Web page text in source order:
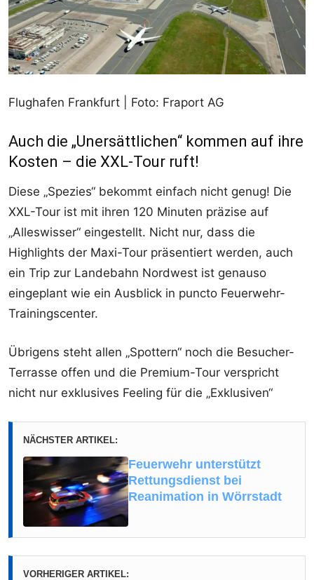
Flughafen Frankfurt | Foto: Fraport AG
Auch die „Unersättlichen“ kommen auf ihre
Kosten – die XXL-Tour ruft!
Diese „Spezies“ bekommt einfach nicht genug! Die
XXL-Tour ist mit ihren 120 Minuten präzise auf
„Alleswisser“ eingestellt. Nicht nur, dass die
Highlights der Maxi-Tour präsentiert werden, auch
ein Trip zur Landebahn Nordwest ist genauso
eingeplant wie ein Ausblick in puncto Feuerwehr-
Trainingscenter.
Übrigens steht allen „Spottern“ noch die Besucher-
Terrasse offen und die Premium-Tour verspricht
nicht nur exklusives Feeling für die „Exklusiven“
NÄCHSTER ARTIKEL:
Feuerwehr unterstützt
Rettungsdienst bei
Reanimation in Wörrstadt
VORHERIGER ARTIKEL: